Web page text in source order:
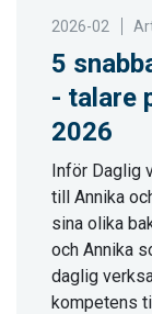
2026-02
5
- talare
2026
Inför Daglig
till Annika
sina olika
och Annika
daglig
kompetens